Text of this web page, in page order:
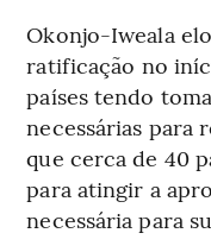
Okonjo-Iweala
ratificação no
países tendo
necessárias para
que cerca de 40
para atingir a
necessária para